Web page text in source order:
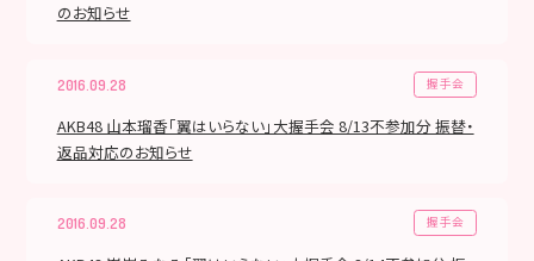
のお知らせ
2016.09.28 握手会
AKB48 山本瑠香「翼はいらない」大握手会 8/13不参加分 振替・
返品対応のお知らせ
2016.09.28 握手会